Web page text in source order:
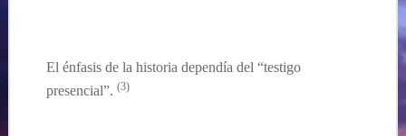
El énfasisde la historia dependía del “testigo
presencial”. (3)